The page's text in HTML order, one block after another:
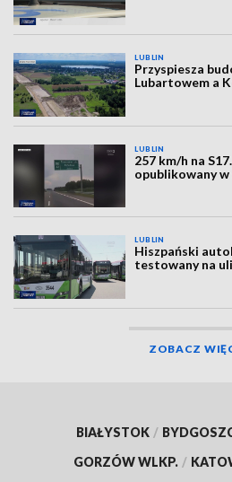
LUBLIN
Przyspiesza
Lubartowem a
LUBLIN
257 km/h na
opublikowany w
LUBLIN
Hiszpański
testowany na
ZOBACZ
BIAŁYSTOK /
GORZÓW WLKP. /